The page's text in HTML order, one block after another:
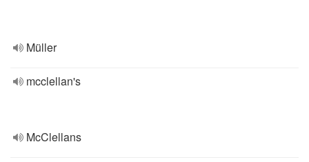
Müller
mcclellan's
McClellans